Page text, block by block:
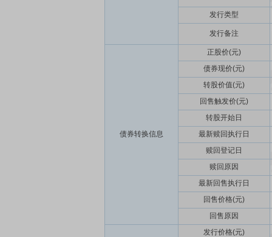
发行类型
发行备注
债券转换信息
正股价(元)
债券现价(元)
转股价值(元)
回售触发价(元)
转股开始日
最新赎回执行日
赎回登记日
赎回原因
最新回售执行日
回售价格(元)
回售原因
发行价格(元)